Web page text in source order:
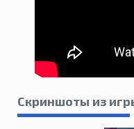
Скриншоты из